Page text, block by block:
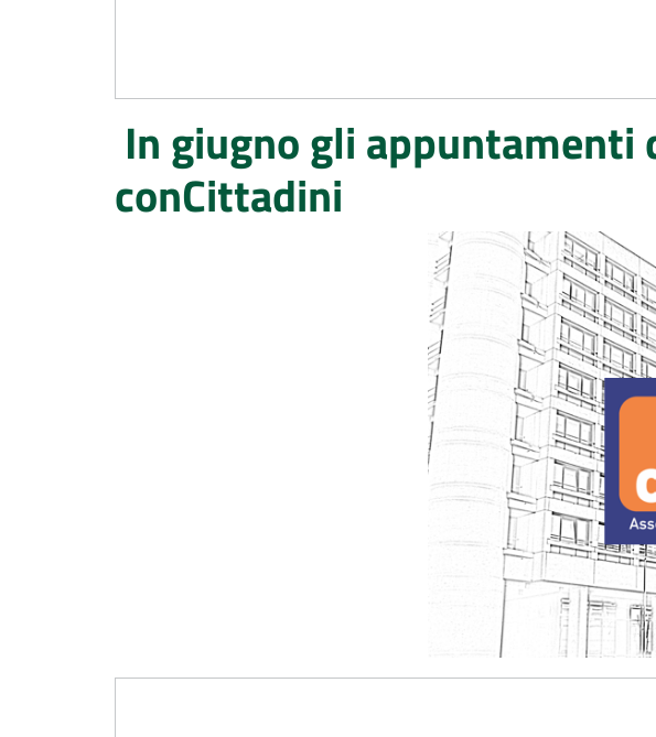
In giugno gli
conCittadini